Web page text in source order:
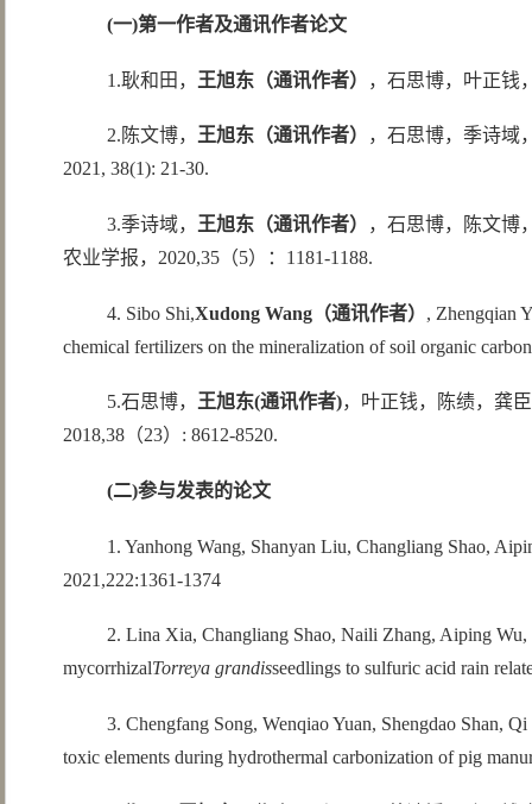
(一)第一作者及通讯作者论文
1.耿和田， 王旭东（通讯作者） ，石思博，叶正钱
2.陈文博， 王旭东（通讯作者）
，石思博，季诗域
2021, 38(1): 21-30.
3.季诗域， 王旭东（通讯作者）
，石思博，陈文博
农业学报，2020,35（5）：1181-1188.
4. Sibo Shi,Xudong Wang（通讯作者） , Zhengqian
chemical fertilizers on the mineralization of soil organic
5.石思博， 王旭东(通讯作者)，叶正钱，陈绩，龚
2018,38（23）: 8612-8520.
(二)参与发表的论文
1. Yanhong Wang, Shanyan Liu, Changliang Shao,
2021,222:1361-1374
2. Lina Xia, Changliang Shao, Naili Zhang, Aiping
mycorrhizalTorreya grandisseedlings to sulfuric acid rain
3. Chengfang Song, Wenqiao Yuan, Shengdao Shan,
toxic elements during hydrothermal carbonization of pig